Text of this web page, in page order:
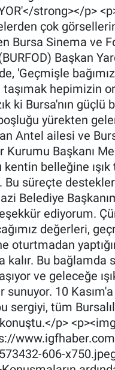
strong></p>
çok
Bursa Sinema ve
Başkan
'Geçmişle
taşımak hepimizin
ki Bursa'nın güçlü
yürekten
Antel ailesi ve
Kurumu Başkanı
kentin belleğine
Bu süreçte
Belediye
ediyorum.
değerleri,
oturtmadan
kalır. Bu bağlamda
ve geleceğe
sunuyor. 10
sergiyi, tüm
p>
606-